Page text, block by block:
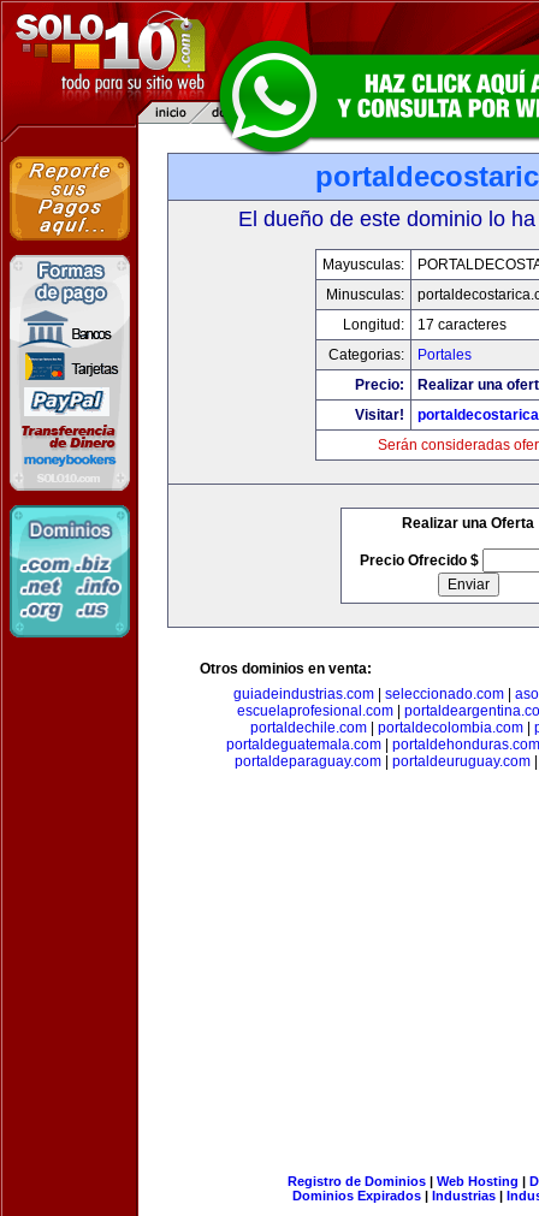
El dueño de este dominio lo
Mayusculas:
Minusculas:
Longitud:
17 caracteres
Categorias:
Portales
Precio:
Realizar una
Visitar!
Serán consideradas
Realizar una Oferta
Precio Ofrecido $
Otros dominios en venta:
guiadeindustrias.com
seleccionado.com
escuelaprofesional.com
portaldechile.com
portaldecolombia.com
portaldeguatemala.com
portaldehonduras.com
portaldeparaguay.com| portaldeuruguay.com
Registro de Dominios| Web Hosting |
Dominios Expirados | Industrias |